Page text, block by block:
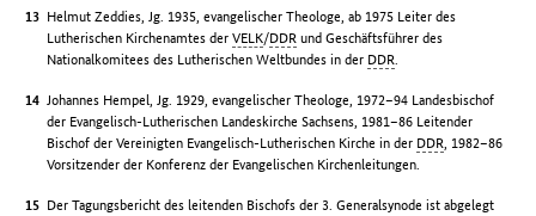
Helmut Zeddies, Jg. 1935, evangelischer Theologe, ab 1975 Leiter des
Lutherischen Kirchenamtes derVELK/DDR und Geschäftsführer des
Nationalkomitees des Lutherischen Weltbundes in der DDR.
Johannes Hempel, Jg. 1929, evangelischer Theologe, 1972–94 Landesbischof
der Evangelisch-Lutherischen Landeskirche Sachsens, 1981–86 Leitender
Bischof der Vereinigten Evangelisch-Lutherischen Kirche in der DDR, 1982–86
Vorsitzender der Konferenz der Evangelischen Kirchenleitungen.
Der Tagungsbericht des leitenden Bischofs der 3. Generalsynode ist abgelegt